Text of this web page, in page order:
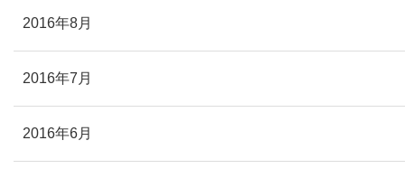
2016年8月
2016年7月
2016年6月